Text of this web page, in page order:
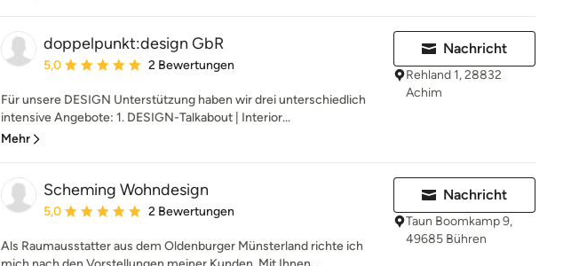
doppelpunkt:design GbR
Durchschnittliche Bewertung: 5 von 5 Sternen
5,0 2 Bewertungen
Für unsere DESIGN Unterstützung haben wir drei unterschiedlich
intensive Angebote: 1. DESIGN-Talkabout | Interior...
Mehr
Nachricht
Rehland 1, 28832
Achim
Scheming Wohndesign
Durchschnittliche Bewertung: 5 von 5 Sternen
5,0 2 Bewertungen
Als Raumausstatter aus dem Oldenburger Münsterland richte ich
Nachricht
Taun Boomkamp 9,
49685 Bühren